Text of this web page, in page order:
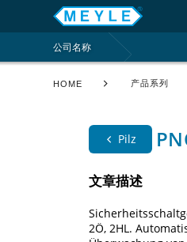
公司名称
HOME 产品系列
Pilz
文章描述
2Ö, 2HL.